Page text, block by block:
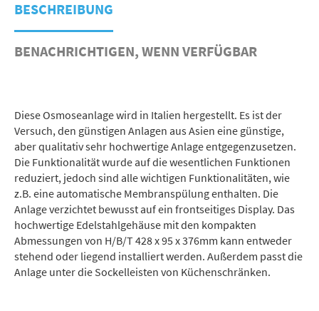
BESCHREIBUNG
BENACHRICHTIGEN, WENN VERFÜGBAR
Diese Osmoseanlage wird in Italien hergestellt. Es ist der
Versuch, den günstigen Anlagen aus Asien eine günstige,
aber qualitativ sehr hochwertige Anlage entgegenzusetzen.
Die Funktionalität wurde auf die wesentlichen Funktionen
reduziert, jedoch sind alle wichtigen Funktionalitäten, wie
z.B. eine automatische Membranspülung enthalten. Die
Anlage verzichtet bewusst auf ein frontseitiges Display. Das
hochwertige Edelstahlgehäuse mit den kompakten
Abmessungen von H/B/T 428 x 95 x 376mm kann entweder
stehend oder liegend installiert werden. Außerdem passt die
Anlage unter die Sockelleisten von Küchenschränken.